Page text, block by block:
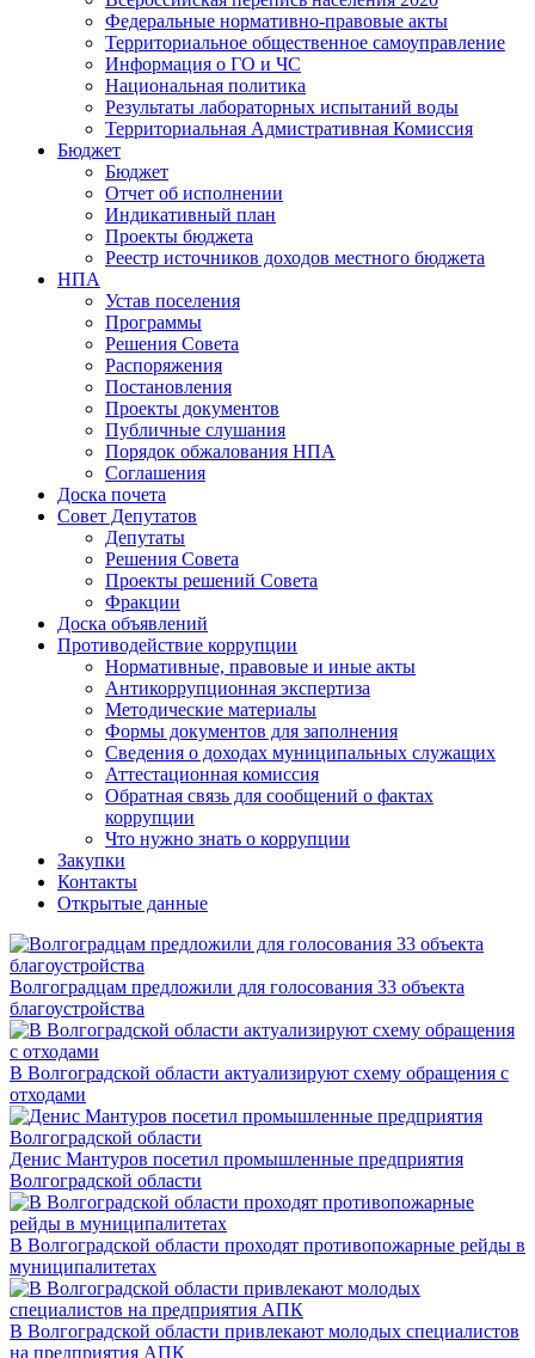
Федеральные нормативно-правовые акты
Территориальное общественное самоуправление
Информация о ГО и ЧС
Национальная политика
Результаты лабораторных испытаний воды
Территориальная Адмистративная Комиссия
Бюджет
Бюджет
Отчет об исполнении
Индикативный план
Проекты бюджета
Реестр источников доходов местного бюджета
НПА
Устав поселения
Программы
Решения Совета
Распоряжения
Постановления
Проекты документов
Публичные слушания
Порядок обжалования НПА
Соглашения
Доска почета
Совет Депутатов
Депутаты
Решения Совета
Проекты решений Совета
Фракции
Доска объявлений
Противодействие коррупции
Нормативные, правовые и иные акты
Антикоррупционная экспертиза
Методические материалы
Формы документов для заполнения
Сведения о доходах муниципальных служащих
Аттестационная комиссия
Обратная связь для сообщений о фактах
коррупции
Что нужно знать о коррупции
Закупки
Контакты
Открытые данные
Волгоградцам предложили для голосования 33 объекта
благоустройства
В Волгоградской области актуализируют схему обращения с
отходами
Денис Мантуров посетил промышленные предприятия
Волгоградской области
В Волгоградской области проходят противопожарные рейды в
муниципалитетах
В Волгоградской области привлекают молодых специалистов
на предприятия АПК